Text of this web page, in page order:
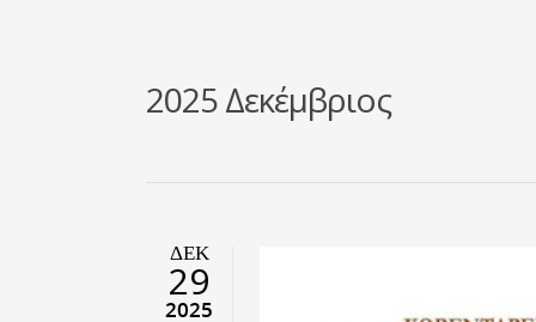
2025 Δεκέμβριος
ΔΕΚ
29
2025